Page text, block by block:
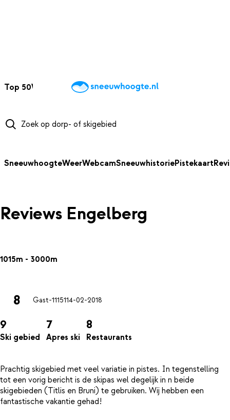
Top 50Webcams WintersportweerKaarten
SneeuwhoogteWeerWebcamSneeuwhistoriePistekaart
Reviews Engelberg
1015m - 3000m
8 Gast-1115114-02-2018
9
Ski gebied
7
Apres ski
8
Restaurants
Prachtig skigebied met veel variatie in pistes. In tegenstelling
tot een vorig bericht is de skipas wel degelijk in n beide
skigebieden (Titlis en Bruni) te gebruiken. Wij hebben een